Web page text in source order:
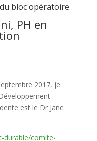
bloc opératoire
PH en
2017, je
est le Dr Jane
durable/comite-